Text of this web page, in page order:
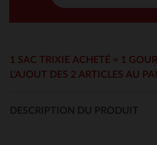
1 SAC TRIXIE ACHETÉ = 1
L'AJOUT DES 2 ARTICLES AU
DESCRIPTION DU PRODUIT